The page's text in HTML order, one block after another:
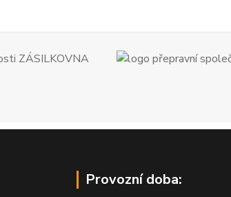
Provozní doba: